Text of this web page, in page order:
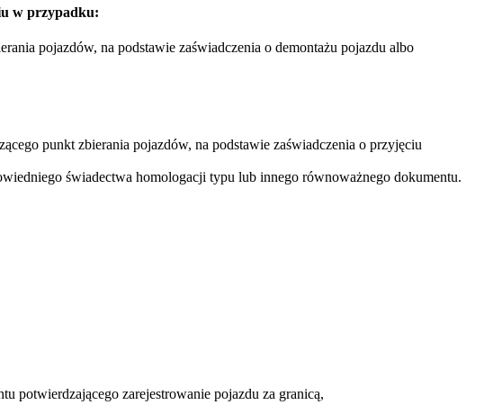
w przypadku:
pojazdów, na podstawie zaświadczenia o demontażu pojazdu albo
punkt zbierania pojazdów, na podstawie zaświadczenia o przyjęciu
świadectwa homologacji typu lub innego równoważnego dokumentu.
potwierdzającego zarejestrowanie pojazdu za granicą,